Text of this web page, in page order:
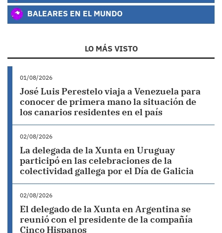
BALEARES EN EL MUNDO
LO MÁS VISTO
01/08/2026
José Luis Perestelo viaja a Venezuela para
conocer de primera mano la situación de
los canarios residentes en el país
02/08/2026
La delegada de la Xunta en Uruguay
participó en las celebraciones de la
colectividad gallega por el Día de Galicia
02/08/2026
El delegado de la Xunta en Argentina se
reunió con el presidente de la compañía
Cinco Hispanos